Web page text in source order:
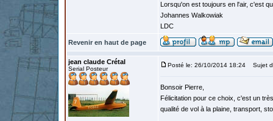
Lorsqu'on est toujours en l'air, c'est
Johannes Walkowiak
LDC
Revenir en haut de page
jean claude Crétal
Serial Posteur
Posté le: 26/10/2014 18:24 Sujet
Bonsoir Pierre,
Félicitation pour ce choix, c'est un
qualité de vol à la plaine, transport,